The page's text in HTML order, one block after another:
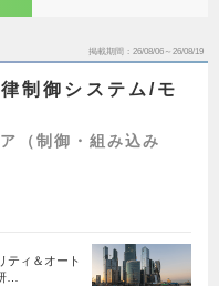
掲載期間 26/08/06～26/08/19
制御システム/モ
（制御・組み込み
ティ＆オート
…